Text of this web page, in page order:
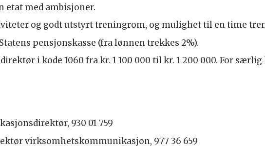
etat med ambisjoner.
og godt utstyrt treningrom, og mulighet til en time
pensjonskasse (fra lønnen trekkes 2%).
i kode 1060 fra kr. 1 100 000 til kr. 1 200 000. For
930 01 759
virksomhetskommunikasjon, 977 36 659